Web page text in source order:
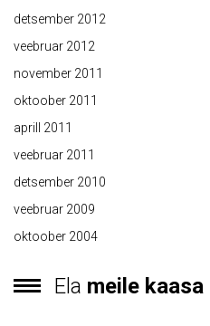
detsember 2012
veebruar 2012
november 2011
oktoober 2011
aprill 2011
veebruar 2011
detsember 2010
veebruar 2009
oktoober 2004
Ela meile kaasa